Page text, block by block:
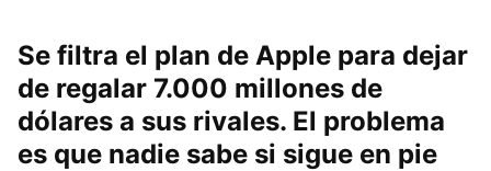
Se filtra el plan de Apple para dejar
de regalar 7.000 millones de
dólares a sus rivales. El problema
es que nadie sabe si sigue en pie